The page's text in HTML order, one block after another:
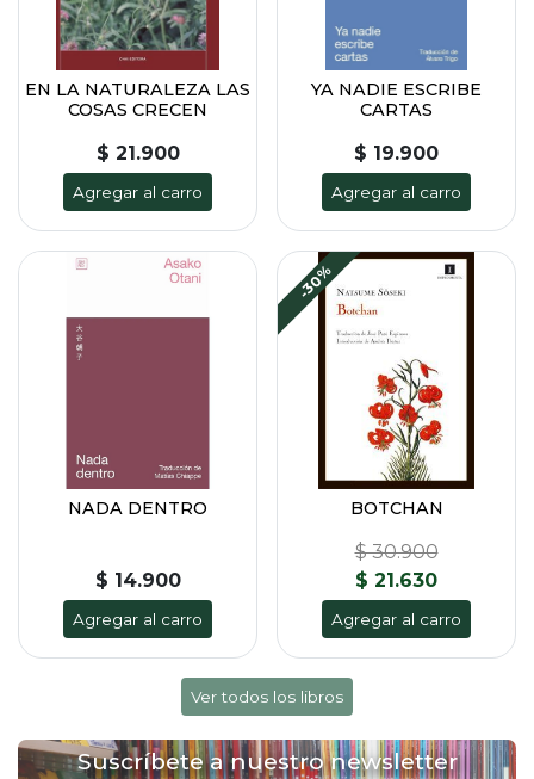
EN LA NATURALEZA LAS
COSAS CRECEN
$ 21.900
Agregar al carro
YA NADIE ESCRIBE
CARTAS
$ 19.900
Agregar al carro
NADA DENTRO
$ 14.900
Agregar al carro
-30%
BOTCHAN
$ 30.900
$ 21.630
Agregar al carro
Ver todos los libros
Suscríbete a nuestro newsletter